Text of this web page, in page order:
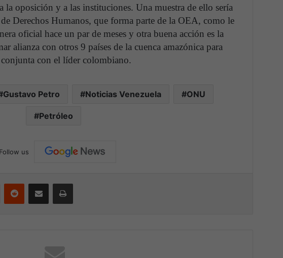
la oposición y a las instituciones. Una muestra de ello sería
Derechos Humanos, que forma parte de la OEA, como le
oficial hace un par de meses y otra buena acción es la
alianza con otros 9 países de la cuenca amazónica para
conjunta con el líder colombiano.
Gustavo Petro Noticias Venezuela ONU
Petróleo
Follow us